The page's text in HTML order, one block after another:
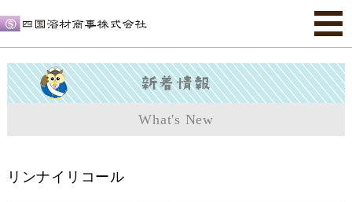
What's New
リンナイリコール